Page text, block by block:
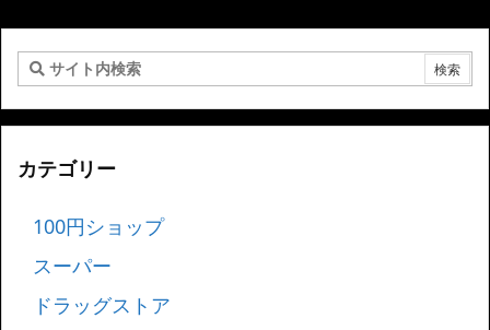
カテゴリー
100円ショップ
スーパー
ドラッグストア